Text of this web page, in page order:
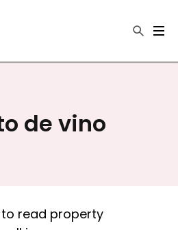
de vino
read property